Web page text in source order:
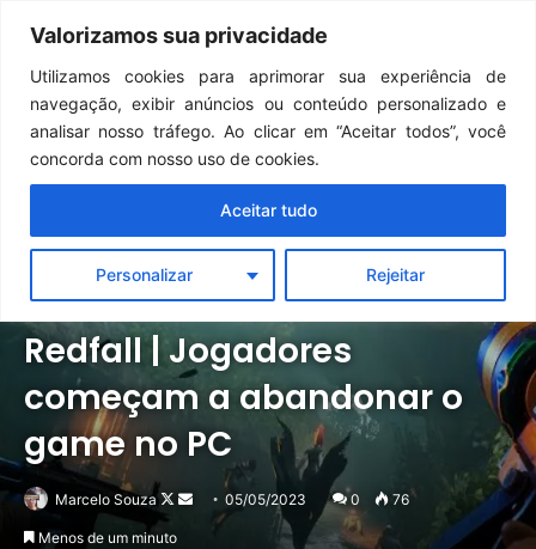
Valorizamos sua privacidade
Utilizamos cookies para aprimorar sua experiência de
navegação, exibir anúncios ou conteúdo personalizado e
analisar nosso tráfego. Ao clicar em “Aceitar todos”, você
concorda com nosso uso de cookies.
Personalizar Rejeitar
Aceitar tudo
Menu
Notícias PC Xbox
Redfall | Jogadores
começam a abandonar o
game no PC
Marcelo Souza
Follow
Mande05/05/2023 0 76
Menos de um minuto